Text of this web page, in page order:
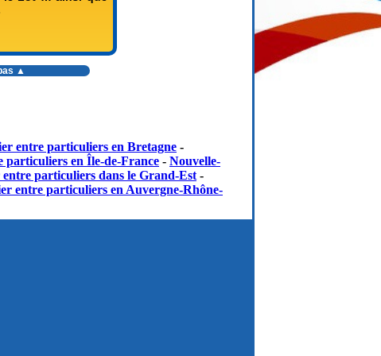
▲
entre particuliers en Bretagne -
en Île-de-France - Nouvelle-
particuliers dans le Grand-Est -
entre particuliers en Auvergne-Rhône-